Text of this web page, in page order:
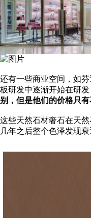
还有一些商业空间，如
板研发中逐渐开始在研
别，但是他们的价格只有
这些天然石材奢石在天
几年之后整个色泽发现衰